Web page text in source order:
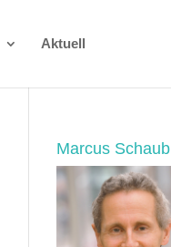
Aktuell
Marcus Schaub